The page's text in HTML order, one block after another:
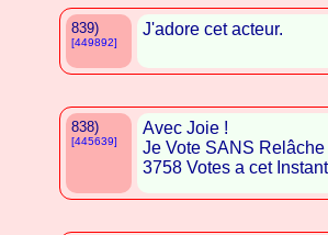
839)
[449892]
J'adore cet acteur.
838)
[445639]
Avec Joie !
Je Vote SANS
3758 Votes a cet